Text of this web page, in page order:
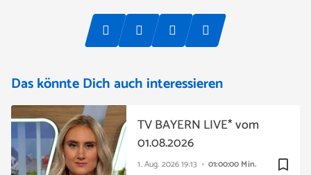
Das könnte Dich auch interessieren
bookmark_border
1. Aug. 202619:13 01:00:00 Min.
TV BAYERN LIVE* vom
01.08.2026